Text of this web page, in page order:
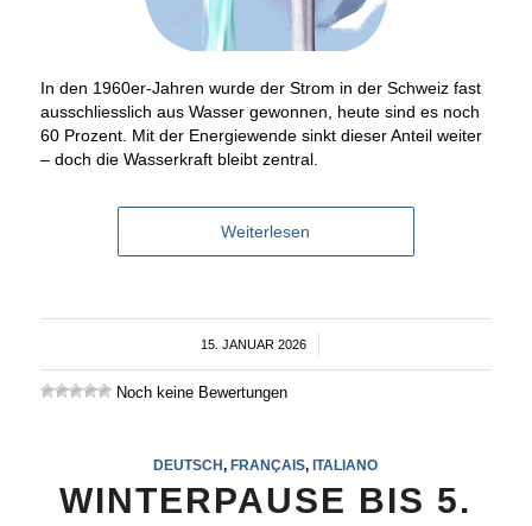
In den 1960er-Jahren wurde der Strom in der Schweiz fast
ausschliesslich aus Wasser gewonnen, heute sind es noch
60 Prozent. Mit der Energiewende sinkt dieser Anteil weiter
– doch die Wasserkraft bleibt zentral.
Weiterlesen
15. JANUAR 2026
/
Noch keine Bewertungen
DEUTSCH, FRANÇAIS, ITALIANO
WINTERPAUSE BIS 5.